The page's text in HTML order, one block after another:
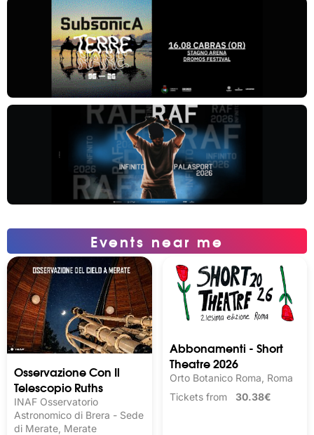
Events near me
Osservazione Con Il
Telescopio Ruths
INAF Osservatorio
Astronomico di Brera - Sede
di Merate, Merate
Abbonamenti - Short
Theatre 2026
Orto Botanico Roma, Roma
Tickets from 30.38€